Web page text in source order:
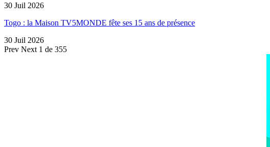
30 Juil 2026
Togo : la Maison TV5MONDE fête ses 15 ans de présence
30 Juil 2026
Prev Next 1 de 355